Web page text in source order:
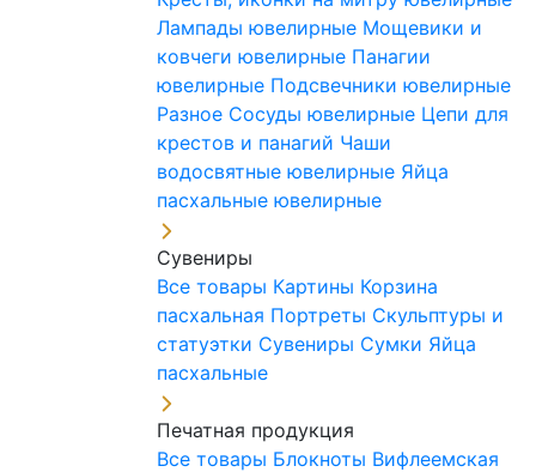
Лампады ювелирные Мощевики и
ковчеги ювелирные Панагии
ювелирные Подсвечники ювелирные
Разное Сосуды ювелирные Цепи для
крестов и панагий Чаши
водосвятные ювелирные Яйца
пасхальные ювелирные
Сувениры
Все товары Картины Корзина
пасхальная Портреты Скульптуры и
статуэтки Сувениры Сумки Яйца
пасхальные
Печатная продукция
Все товары Блокноты Вифлеемская